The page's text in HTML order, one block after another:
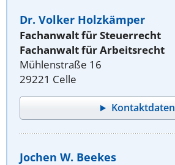
Dr. Volker Holzkämper
Fachanwalt für Steuerrecht
Fachanwalt für Arbeitsrecht
Mühlenstraße 16
29221 Celle
Kontaktdaten
Jochen W. Beekes